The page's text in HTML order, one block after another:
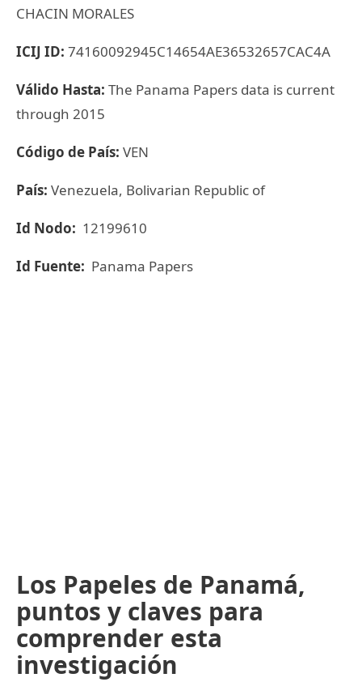
CHACIN MORALES
ICIJ ID: 74160092945C14654AE36532657CAC4A
Válido Hasta: The Panama Papers data is current
through 2015
Código de País: VEN
País: Venezuela, Bolivarian Republic of
Id Nodo: 12199610
Id Fuente: Panama Papers
Los Papeles de Panamá,
puntos y claves para
comprender esta
investigación